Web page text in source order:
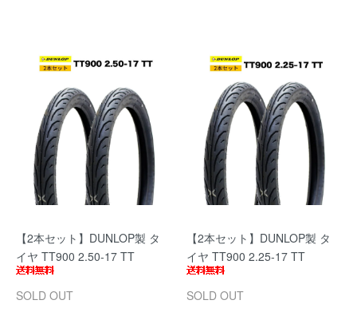
【2本セット】DUNLOP製 タ
イヤ TT900 2.50-17 TT
SOLD OUT
【2本セット】DUNLOP製 タ
イヤ TT900 2.25-17 TT
SOLD OUT